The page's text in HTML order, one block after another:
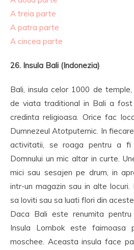
A treia parte
A patra parte
A cincea parte
26. Insula Bali (Indonezia)
Bali, insula celor 1000 de
de viata traditional in Bali a
credinta religioasa. Orice fac
Dumnezeul Atotputernic. In
activitatii, se roaga pentru a fi
Domnului un mic altar in curte.
mici sau sesajen pe drum, in
intr-un magazin sau in alte
sa loviti sau sa luati flori din
Daca Bali este renumita
Insula Lombok este faimoasa
moschee. Aceasta insula face